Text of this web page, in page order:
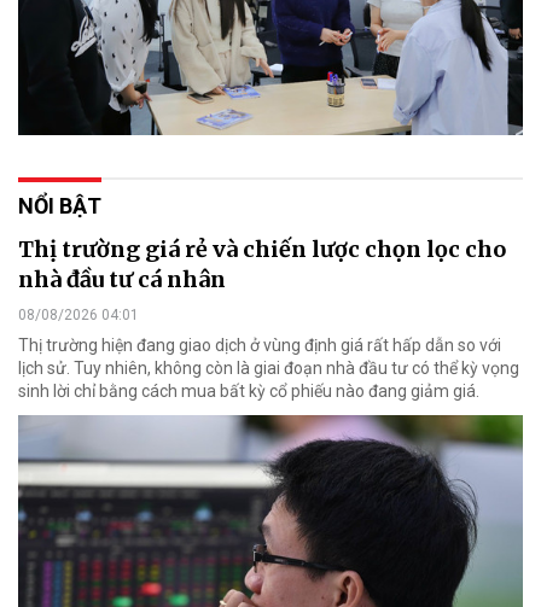
NỔI BẬT
Thị trường giá rẻ và chiến lược chọn lọc cho
nhà đầu tư cá nhân
08/08/2026 04:01
Thị trường hiện đang giao dịch ở vùng định giá rất hấp dẫn so với
lịch sử. Tuy nhiên, không còn là giai đoạn nhà đầu tư có thể kỳ vọng
sinh lời chỉ bằng cách mua bất kỳ cổ phiếu nào đang giảm giá.